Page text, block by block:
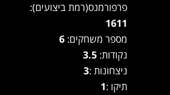
פרפורמנס(רמת ביצועים):
1611
מספר משחקים:
נקודות: 3.5
ניצחונות :3
תיקו :1